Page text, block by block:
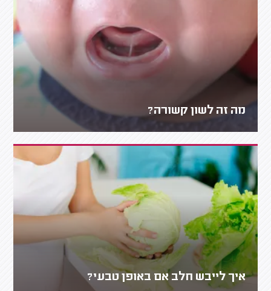
מה זה לשון קשורה?
איך לייבש חלב אם באופן טבעי?